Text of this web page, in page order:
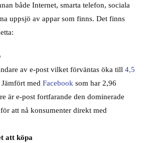
både Internet, smarta telefon, sociala
uppsjö av appar som finns. Det finns
av e-post vilket förväntas öka till 4,5
med Facebook som har 2,96
är e-post fortfarande den dominerade
att nå konsumenter direkt med
att köpa